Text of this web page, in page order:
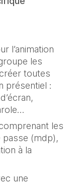
l’animation
les
toutes
présentiel :
les
passe (mdp),
à la
une